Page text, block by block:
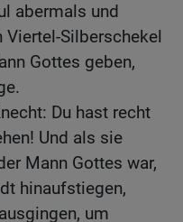
abermals und
Viertel-Silberschekel
Gottes geben,
Du hast recht
Und als sie
Mann Gottes war,
hinaufstiegen,
um